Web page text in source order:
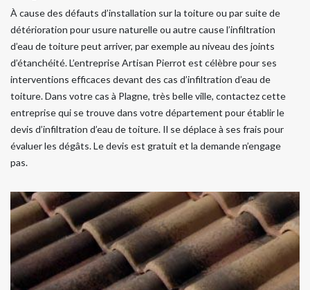
À cause des défauts d’installation sur la toiture ou par suite de
détérioration pour usure naturelle ou autre cause l’infiltration
d’eau de toiture peut arriver, par exemple au niveau des joints
d’étanchéité. L’entreprise Artisan Pierrot est célèbre pour ses
interventions efficaces devant des cas d’infiltration d’eau de
toiture. Dans votre cas à Plagne, très belle ville, contactez cette
entreprise qui se trouve dans votre département pour établir le
devis d’infiltration d’eau de toiture. Il se déplace à ses frais pour
évaluer les dégâts. Le devis est gratuit et la demande n’engage
pas.